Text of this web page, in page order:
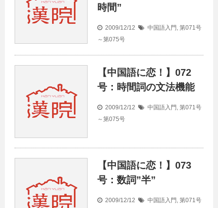
時間”
2009/12/12 中国語入門 , 第071号
～第075号
【中国語に恋！】072
号：時間詞の文法機能
2009/12/12 中国語入門 , 第071号
～第075号
【中国語に恋！】073
号：数詞”半”
2009/12/12 中国語入門 , 第071号